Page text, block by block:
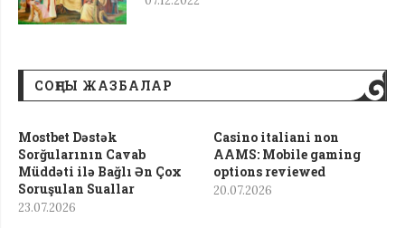
СОҢҒЫ ЖАЗБАЛАР
Mostbet Dəstək
Sorğularının Cavab
Müddəti ilə Bağlı Ən Çox
Soruşulan Suallar
23.07.2026
Casino italiani non
AAMS: Mobile gaming
options reviewed
20.07.2026